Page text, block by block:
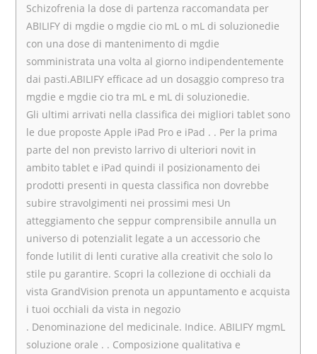
Schizofrenia la dose di partenza raccomandata per
ABILIFY di mgdie o mgdie cio mL o mL di soluzionedie
con una dose di mantenimento di mgdie
somministrata una volta al giorno indipendentemente
dai pasti.ABILIFY efficace ad un dosaggio compreso tra
mgdie e mgdie cio tra mL e mL di soluzionedie.
Gli ultimi arrivati nella classifica dei migliori tablet sono
le due proposte Apple iPad Pro e iPad . . Per la prima
parte del non previsto larrivo di ulteriori novit in
ambito tablet e iPad quindi il posizionamento dei
prodotti presenti in questa classifica non dovrebbe
subire stravolgimenti nei prossimi mesi Un
atteggiamento che seppur comprensibile annulla un
universo di potenzialit legate a un accessorio che
fonde lutilit di lenti curative alla creativit che solo lo
stile pu garantire. Scopri la collezione di occhiali da
vista GrandVision prenota un appuntamento e acquista
i tuoi occhiali da vista in negozio
. Denominazione del medicinale. Indice. ABILIFY mgmL
soluzione orale . . Composizione qualitativa e